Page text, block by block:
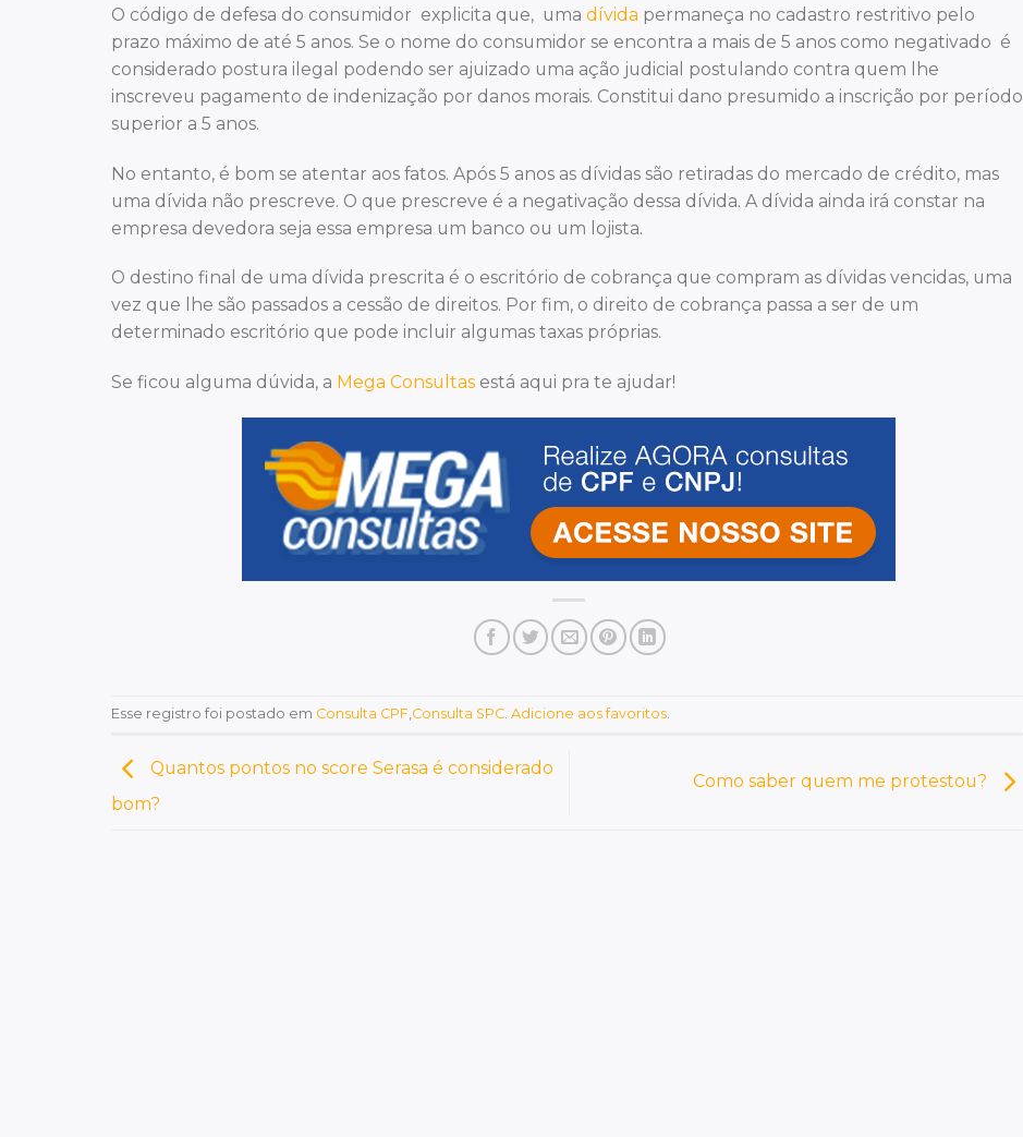
O código de defesa do consumidor explicita que, uma dívida permaneça no cadastro restritivo pelo
prazo máximo de até 5 anos. Se o nome do consumidor se encontra a mais de 5 anos como negativado é
considerado postura ilegal podendo ser ajuizado uma ação judicial postulando contra quem lhe
inscreveu pagamento de indenização por danos morais. Constitui dano presumido a inscrição por período
superior a 5 anos.
No entanto, é bom se atentar aos fatos. Após 5 anos as dívidas são retiradas do mercado de crédito, mas
uma dívida não prescreve. O que prescreve é a negativação dessa dívida. A dívida ainda irá constar na
empresa devedora seja essa empresa um banco ou um lojista.
O destino final de uma dívida prescrita é o escritório de cobrança que compram as dívidas vencidas, uma
vez que lhe são passados a cessão de direitos. Por fim, o direito de cobrança passa a ser de um
determinado escritório que pode incluir algumas taxas próprias.
Se ficou alguma dúvida, a Mega Consultas está aqui pra te ajudar!
Esse registro foi postado em Consulta CPF Consulta SPC Adicione aos favoritos
Quantos pontos no score Serasa é considerado
bom?
Como saber quem me protestou?